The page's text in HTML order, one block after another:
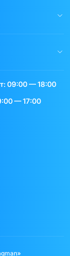
09:00 — 18:00
— 17:00